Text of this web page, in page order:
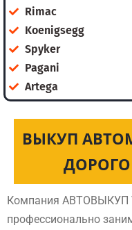
Rimac
Koenigsegg
Spyker
Pagani
Artega
ВЫКУП
Компания АВТОВЫКУП
профессионально